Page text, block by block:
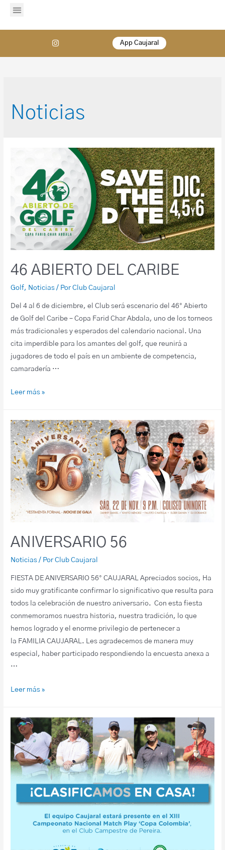
App Caujaral
Noticias
46 ABIERTO DEL CARIBE
Golf, Noticias / PorClub Caujaral
Del 4 al 6 de diciembre, el Club será escenario del 46° Abierto
de Golf del Caribe – Copa Farid Char Abdala, uno de los torneos
más tradicionales y esperados del calendario nacional. Una
cita imperdible para los amantes del golf, que reunirá a
jugadores de todo el país en un ambiente de competencia,
camaradería …
Leer más »
ANIVERSARIO 56
Noticias / PorClub Caujaral
FIESTA DE ANIVERSARIO 56° CAUJARAL Apreciados socios, Ha
sido muy gratificante confirmar lo significativo que resulta para
todos la celebración de nuestro aniversario. Con esta fiesta
conmemoramos nuestra historia, nuestra tradición, lo que
hemos logrado y el enorme privilegio de pertenecer a
la FAMILIA CAUJARAL. Les agradecemos de manera muy
especial, haber participado respondiendo la encuesta anexa a
…
Leer más »